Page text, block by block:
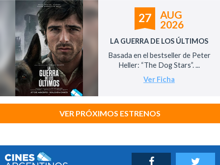
27
AUG
2026
LA GUERRA DE LOS ÚLTIMOS
Basada en el bestseller de Peter
Heller: “The Dog Stars”. ...
Ver Ficha
VER PRÓXIMOS ESTRENOS